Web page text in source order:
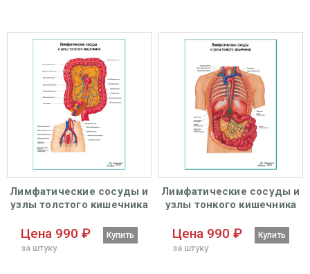
Лимфатические сосуды и
узлы толстого кишечника
Цена 990 ₽
за штуку
Купить
Лимфатические сосуды и
узлы тонкого кишечника
Цена 990 ₽
за штуку
Купить